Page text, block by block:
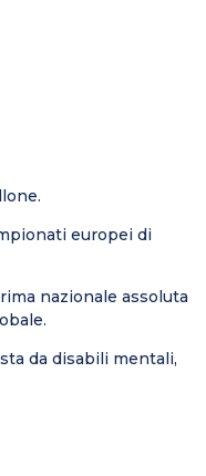
europei di
nazionale assoluta
da disabili mentali,